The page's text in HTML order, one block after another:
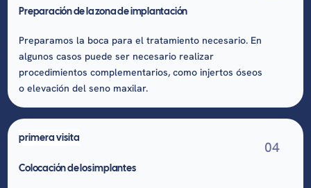
Preparación de la zona de implantación
Preparamos la boca para el tratamiento necesario. En
algunos casos puede ser necesario realizar
procedimientos complementarios, como injertos óseos
o elevación del seno maxilar.
primera visita
04
Colocación de los implantes